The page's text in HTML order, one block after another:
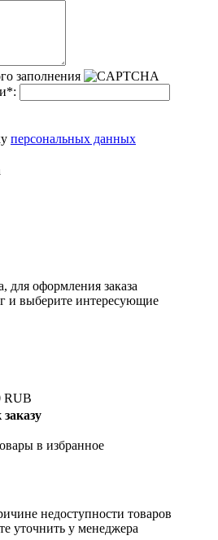
заполнения
*:
персональных данных
для оформления заказа
и выберите интересующие
RUB
в избранное
недоступности товаров
уточнить у менеджера